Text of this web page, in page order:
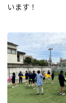
います！